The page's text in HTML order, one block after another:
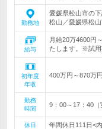
勤務地
愛媛県松山市の
松山／愛媛県松
給与
月給20万4600円
たします。※試用
初年度
年収
400万円～870万円
勤務
時間
9：00～17：40
休日
年間休日111日<